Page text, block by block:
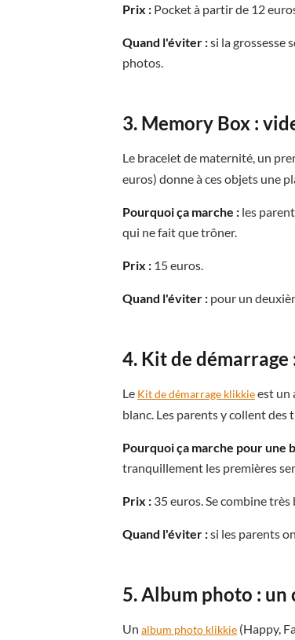
Prix : Pocket à partir de 12
Quand l'éviter :si la grossesse
photos.
3. Memory Box :
Le bracelet de maternité, un
euros) donne à ces objets une
Pourquoi ça marche : les
qui ne fait que trôner.
Prix : 15 euros.
Quand l'éviter : pour un
4. Kit de
Le Kit de démarrage klikkieest un
blanc. Les parents y collent
Pourquoi ça marche pour une
tranquillement les premières
Prix : 35 euros. Se combine
Quand l'éviter :si les parents
5. Album photo :
Un album photo klikkie (Happy,